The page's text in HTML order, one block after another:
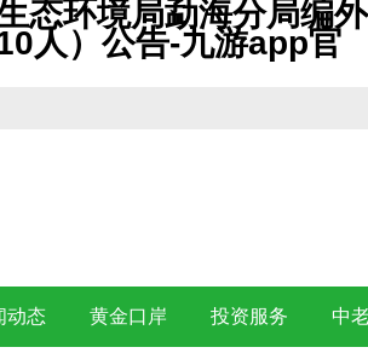
态环境局勐海分局编外
人）公告-九游app官
动态 黄金口岸 投资服务 中